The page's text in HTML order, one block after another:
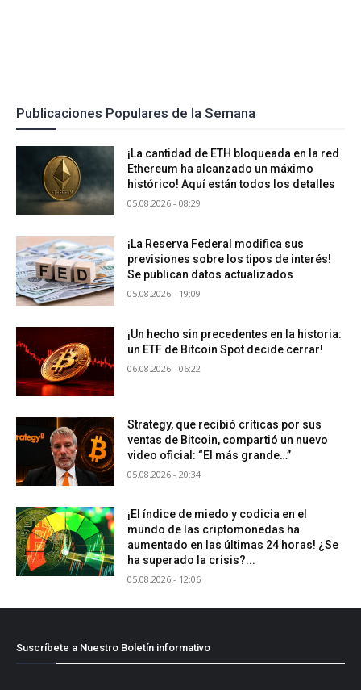
Publicaciones Populares de la Semana
¡La cantidad de ETH bloqueada en la red
Ethereum ha alcanzado un máximo
histórico! Aquí están todos los detalles
05.08.2026 - 08:29
¡La Reserva Federal modifica sus
previsiones sobre los tipos de interés!
Se publican datos actualizados
05.08.2026 - 19:09
¡Un hecho sin precedentes en la historia:
un ETF de Bitcoin Spot decide cerrar!
06.08.2026 - 06:22
Strategy, que recibió críticas por sus
ventas de Bitcoin, compartió un nuevo
video oficial: “El más grande…”
05.08.2026 - 20:34
¡El índice de miedo y codicia en el
mundo de las criptomonedas ha
aumentado en las últimas 24 horas! ¿Se
ha superado la crisis?...
05.08.2026 - 12:06
Suscríbete a Nuestro Boletín informativo